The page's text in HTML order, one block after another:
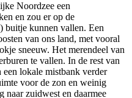
Noordzee een
en zou er op de
buitje kunnen vallen. Een
van ons land, met vooral
sneeuw. Het merendeel van
te vallen. In de rest van
lokale mistbank verder
voor de zon en weinig
naar zuidwest en daarmee